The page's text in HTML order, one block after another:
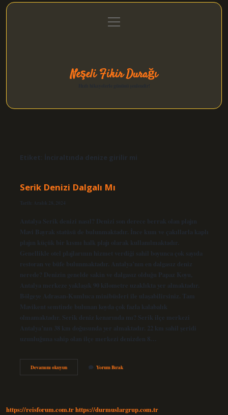
Gizlilik Politikası
menüyü
aç
Neşeli Fikir Durağı
Etiket: İnciraltında denize girilir mi
Serik Denizi Dalgalı Mı
Tarih: Aralık 28, 2024
Antalya Serik denizi nasıl? Denizi son derece berrak olan plajın
Mavi Bayrak statüsü de bulunmaktadır. İnce kum ve çakıllarla kaplı
plajın küçük bir kısmı halk plajı olarak kullanılmaktadır.
Genellikle otel plajlarının hizmet verdiği sahil boyunca çok sayıda
restoran ve büfe bulunmaktadır. Antalya’nın en dalgasız deniz
nerede? Denizin genelde sakin ve dalgasız olduğu Papaz Koyu,
Antalya merkeze yaklaşık 90 kilometre uzaklıkta yer almaktadır.
Bölgeye Adrasan-Kumluca minibüsleri ile ulaşabilirsiniz. Tam
Mavikent semtinde bulunan koyda çok fazla kalabalık
olmamaktadır. Serik deniz kenarında mı? Serik ilçe merkezi
Antalya’nın 38 km doğusunda yer almaktadır. 22 km sahil şeridi
uzunluğuna sahip olan ilçe merkezi denizden 8…
Devamını okuyunSerik
Denizi
Yorum Bırak
https://reisforum.com.trhttps://durmuslargrup.com.tr